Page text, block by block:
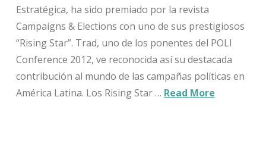
Estratégica, ha sido premiado por la revista
Campaigns & Elections con uno de sus prestigiosos
“Rising Star”. Trad, uno de los ponentes del POLI
Conference 2012, ve reconocida así su destacada
contribución al mundo de las campañas políticas en
América Latina. Los Rising Star … Read More